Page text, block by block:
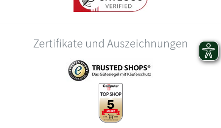
Zertifikate und Auszeichnungen